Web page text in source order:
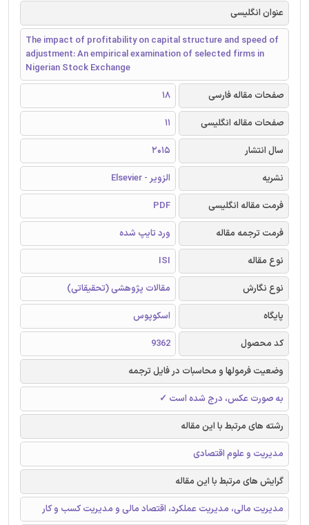
عنوان انگلیسی
The impact of profitability on capital structure and speed of
adjustment: An empirical examination of selected firms in
Nigerian Stock Exchange
صفحات مقاله فارسی
18
صفحات مقاله انگلیسی
11
سال انتشار
2015
نشریه
الزویر - Elsevier
فرمت مقاله انگلیسی
PDF
فرمت ترجمه مقاله
ورد تایپ شده
نوع مقاله
ISI
نوع نگارش
مقالات پژوهشی (تحقیقاتی)
پایگاه
اسکوپوس
کد محصول
9362
وضعیت فرمولها و محاسبات در فایل ترجمه
به صورت عکس، درج شده است ✓
رشته های مرتبط با این مقاله
مدیریت و علوم اقتصادی
گرایش های مرتبط با این مقاله
مدیریت مالی، مدیریت عملکرد، اقتصاد مالی و مدیریت کسب و کار